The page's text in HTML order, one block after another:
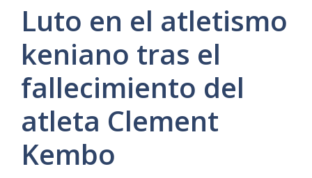
Luto en el atletismo
keniano tras el
fallecimiento del
atleta Clement
Kembo